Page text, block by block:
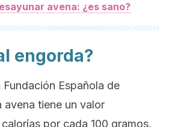
avena: ¿es sano?
engorda?
Española de
avena tiene un valor
por cada 100 gramos,